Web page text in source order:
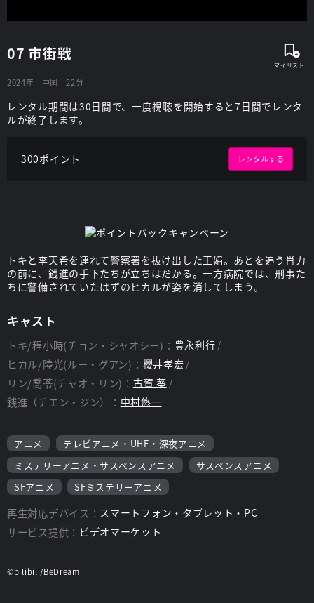
07 市街戦
2024年 中国 22分
レンタル期間は30日間で、一度視聴を開始すると7日間でレンタ
ルが終了します。
300ポイント レンタルする
トキと李天希を連れて警察署を抜け出した王娟。あとを追う肖力
の前に、銭進の手下たちが立ちはだかる。一方病院では、刑事た
ちに警備されていたはずのヒカルが姿を消してしまう。
キャスト
トキ/程小時(チョン・シャオシー)： 豊永利行
ヒカル/陸光(ルー・グアン)： 櫻井孝宏
リン/喬苓(チャオ・リン)： 古賀 葵
銭進（チエン・ジン）： 中村悠一
アニメ
テレビアニメ・UHF・深夜アニメ
ミステリーアニメ・サスペンスアニメ
サスペンスアニメ
SFアニメ
SFミステリーアニメ
再生対応デバイス： スマートフォン・タブレット・PC
サービス提供： ビデオマーケット
©bilibili/BeDream